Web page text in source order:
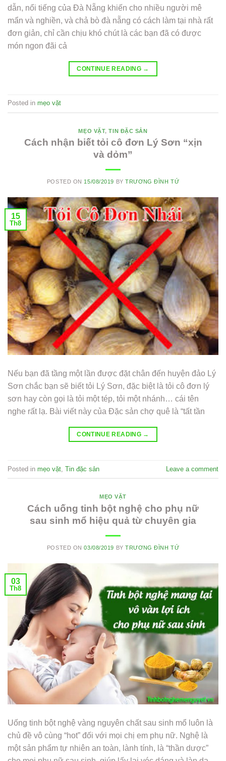
dẫn, nổi tiếng của Đà Nẵng khiến cho nhiều người mê
mẩn và nghiền, và chả bò đà nẵng có cách làm tại nhà rất
đơn giản, chỉ cần chịu khó chút là các bạn đã có được
món ngon đãi cả
CONTINUE READING →
Posted in mẹo vặt
MẸO VẶT,TIN ĐẶC SẢN
Cách nhận biết tỏi cô đơn Lý Sơn “xịn
và dỏm”
POSTED ON15/08/2019 BYTRƯƠNG ĐÌNH TỨ
15
Th8
Nếu bạn đã tầng một lần được đặt chân đến huyện đảo Lý
Sơn chắc bạn sẽ biết tỏi Lý Sơn, đặc biệt là tỏi cô đơn lý
sơn hay còn gọi là tỏi một tép, tỏi một nhánh… cái tên
nghe rất lạ. Bài viết này của Đặc sản chợ quê là “tất tần
CONTINUE READING →
Posted in mẹo vặt Tin đặc sản Leave a comment
MẸO VẶT
Cách uống tinh bột nghệ cho phụ nữ
sau sinh mổ hiệu quả từ chuyên gia
POSTED ON03/08/2019 BYTRƯƠNG ĐÌNH TỨ
03
Th8
Uống tinh bột nghệ vàng nguyên chất sau sinh mổ luôn là
chủ đề vô cùng “hot” đối với mọi chị em phụ nữ. Nghệ là
một sản phẩm tự nhiên an toàn, lành tính, là “thần dược”